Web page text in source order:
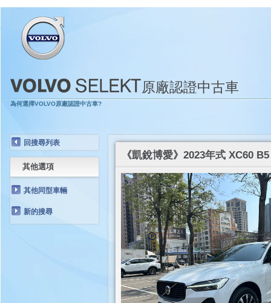
原廠認證中古車
為何選擇VOLVO原廠認證中古車?
回搜尋列表
其他選項
其他同型車輛
新的搜尋
《凱銳博愛》2023年式 XC60